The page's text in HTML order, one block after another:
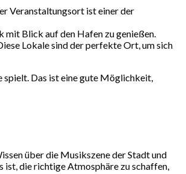
Veranstaltungsort ist einer der
mit Blick auf den Hafen zu genießen.
Lokale sind der perfekte Ort, um sich
spielt. Das ist eine gute Möglichkeit,
über die Musikszene der Stadt und
die richtige Atmosphäre zu schaffen,